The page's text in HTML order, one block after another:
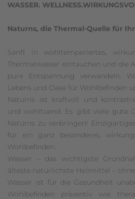
WASSER.
Naturns, die Thermal-Quelle für
Sanft in wohltemperiertes,
Thermalwasser eintauchen und die
pure Entspannung verwandeln.
Lebens und Oase für Wohlbefinden
Naturns ist kraftvoll und
und wohltuend. Es gibt viele gute
Naturns zu verbringen!
für ein ganz besonderes,
Wohlbefinden.
Wasser – das wichtigste
älteste natürlichste Heilmittel –
Wasser ist für die Gesundheit
Wohlbefinden präventiv wie